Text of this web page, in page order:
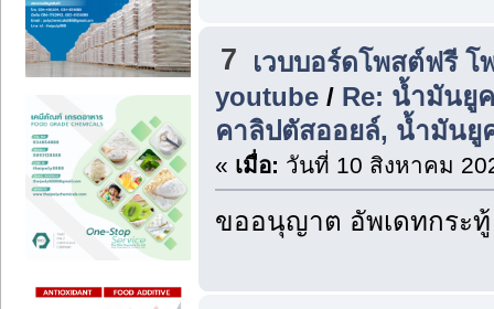
7
เวบบอร์ดโพสต์ฟรี โ
youtube/ Re: น้ำมันยู
คาลิปตัสออยล์, น้ำมันยู
« เมื่อ: วันที่ 10 สิงหาคม
ขออนุญาต อัพเดทกระทู้